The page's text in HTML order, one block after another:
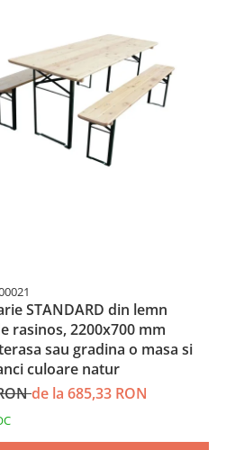
STANDARD din lemn
rasinos, 2200x700 mm
sau gradina o masa si
culoare natur
de la 685,33 RON